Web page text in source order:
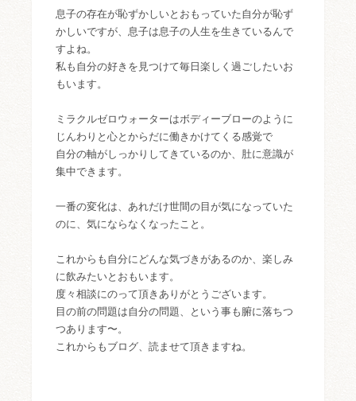
息子の存在が恥ずかしいとおもっていた自分が恥ず
かしいですが、息子は息子の人生を生きているんで
すよね。
私も自分の好きを見つけて毎日楽しく過ごしたいお
もいます。
ミラクルゼロウォーターはボディーブローのように
じんわりと心とからだに働きかけてくる感覚で
自分の軸がしっかりしてきているのか、肚に意識が
集中できます。
一番の変化は、あれだけ世間の目が気になっていた
のに、気にならなくなったこと。
これからも自分にどんな気づきがあるのか、楽しみ
に飲みたいとおもいます。
度々相談にのって頂きありがとうございます。
目の前の問題は自分の問題、という事も腑に落ちつ
つあります〜。
これからもブログ、読ませて頂きますね。